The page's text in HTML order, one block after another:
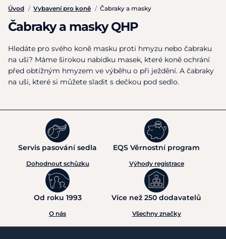
Úvod / Vybavení pro koně / Čabraky a masky
Čabraky a masky QHP
Hledáte pro svého koně masku proti hmyzu nebo čabraku
na uši? Máme širokou nabídku masek, které koně ochrání
před obtížným hmyzem ve výběhu o při ježdění. A čabraky
na uši, které si můžete sladit s dečkou pod sedlo.
Servis pasování sedla
Dohodnout schůzku
EQS Věrnostní program
Výhody registrace
Od roku 1993
O nás
Více než 250 dodavatelů
Všechny značky